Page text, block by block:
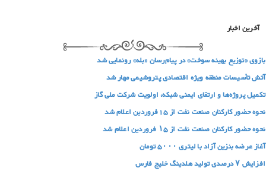
آخرین اخبار
بازوی «توزیع بهینه سوخت» در پیام‌رسان «بله» رونمایی شد
آتش تأسیسات منطقه ویژه اقتصادی پتروشیمی مهار شد
تکمیل پروژه‌ها و ارتقای ایمنی شبکه، اولویت شرکت ملی گاز
نحوه حضور کارکنان صنعت نفت از 15فروردین اعلام شد
نحوه حضور کارکنان صنعت نفت از ۱۵ فروردین اعلام شد
آغاز عرضه بنزین آزاد با لیتری ۵۰۰۰ تومان
افزایش ۷ درصدی تولید هلدینگ خلیج فارس